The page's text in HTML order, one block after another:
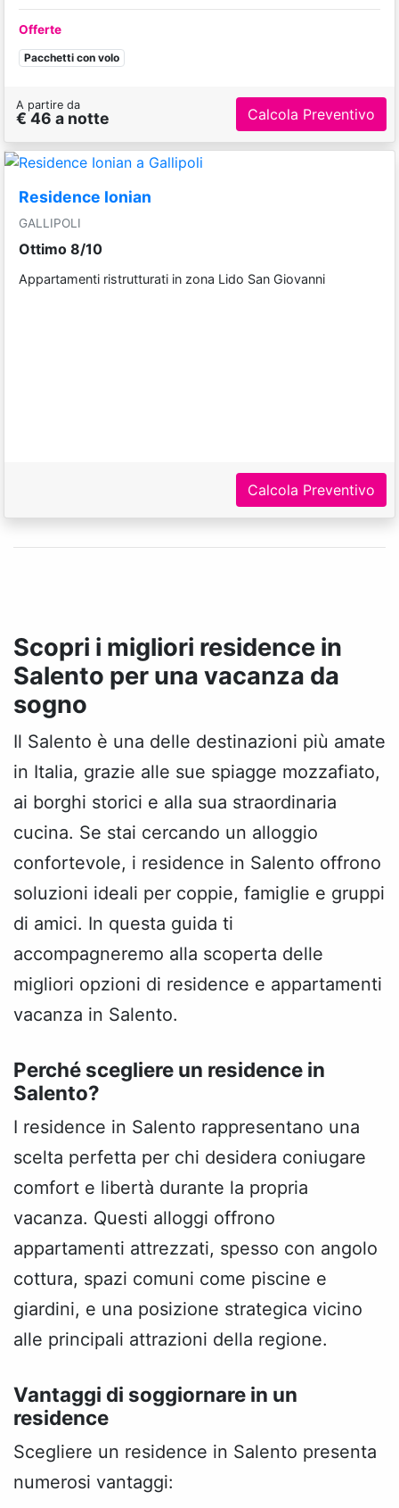
Offerte
Pacchetti con volo
A partire da
€ 46 a notte Calcola Preventivo
Residence Ionian
GALLIPOLI
Ottimo 8/10
Appartamenti ristrutturati in zona Lido San Giovanni
Calcola Preventivo
Scopri i migliori residence in
Salento per una vacanza da
sogno
Il Salento è una delle destinazioni più amate
in Italia, grazie alle sue spiagge mozzafiato,
ai borghi storici e alla sua straordinaria
cucina. Se stai cercando un alloggio
confortevole, i residence in Salento offrono
soluzioni ideali per coppie, famiglie e gruppi
di amici. In questa guida ti
accompagneremo alla scoperta delle
migliori opzioni di residence e appartamenti
vacanza in Salento.
Perché scegliere un residence in
Salento?
I residence in Salento rappresentano una
scelta perfetta per chi desidera coniugare
comfort e libertà durante la propria
vacanza. Questi alloggi offrono
appartamenti attrezzati, spesso con angolo
cottura, spazi comuni come piscine e
giardini, e una posizione strategica vicino
alle principali attrazioni della regione.
Vantaggi di soggiornare in un
residence
Scegliere un residence in Salento presenta
numerosi vantaggi: